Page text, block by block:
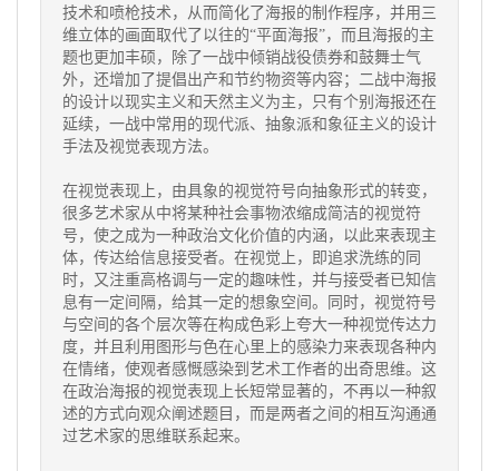
技术和喷枪技术，从而简化了海报的制作程序，并用三
维立体的画面取代了以往的“平面海报”，而且海报的主
题也更加丰硕，除了一战中倾销战役债券和鼓舞士气
外，还增加了提倡出产和节约物资等内容；二战中海报
的设计以现实主义和天然主义为主，只有个别海报还在
延续，一战中常用的现代派、抽象派和象征主义的设计
手法及视觉表现方法。
在视觉表现上，由具象的视觉符号向抽象形式的转变，
很多艺术家从中将某种社会事物浓缩成简洁的视觉符
号，使之成为一种政治文化价值的内涵，以此来表现主
体，传达给信息接受者。在视觉上，即追求洗练的同
时，又注重高格调与一定的趣味性，并与接受者已知信
息有一定间隔，给其一定的想象空间。同时，视觉符号
与空间的各个层次等在构成色彩上夸大一种视觉传达力
度，并且利用图形与色在心里上的感染力来表现各种内
在情绪，使观者感慨感染到艺术工作者的出奇思维。这
在政治海报的视觉表现上长短常显著的，不再以一种叙
述的方式向观众阐述题目，而是两者之间的相互沟通通
过艺术家的思维联系起来。